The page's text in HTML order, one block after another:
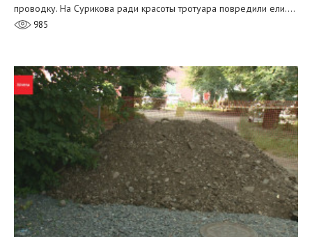
проводку. На Сурикова ради красоты тротуара повредили ели.…
985